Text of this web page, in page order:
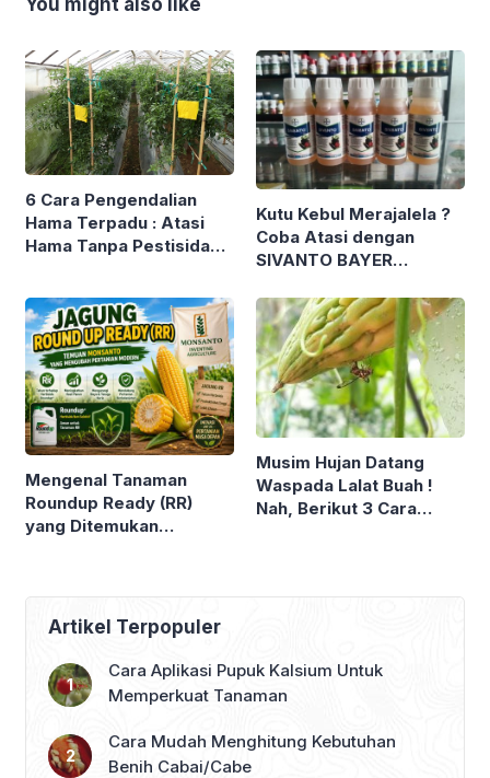
6 Cara Pengendalian
Hama Terpadu : Atasi
Hama Tanpa Pestisida
Kutu Kebul Merajalela ?
Coba Atasi dengan
SIVANTO BAYER
Mengenal Tanaman
Roundup Ready (RR)
yang Ditemukan
Meski Disemprot
Herbisida ?
Musim Hujan Datang
Waspada Lalat Buah !
Nah, Berikut 3 Cara
Artikel Terpopuler
Cara Aplikasi Pupuk Kalsium Untuk
Memperkuat Tanaman
Cara Mudah Menghitung Kebutuhan
Benih Cabai/Cabe